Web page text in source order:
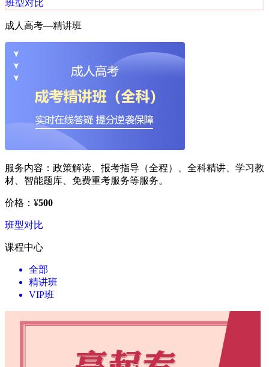
班型对比
成人高考—精讲班
服务内容： 政策解读、报考指导（全程）、全科精讲、学习教
材、智能题库、免费重考服务等服务。
价格： ¥500
班型对比
课程中心
全部
精讲班
VIP班